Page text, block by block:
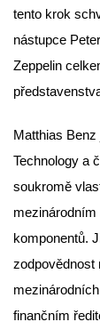
tento krok
nástupce
Zeppelin
Matthias
Technology a
soukromě
komponentů.
zodpovědnost
finančním